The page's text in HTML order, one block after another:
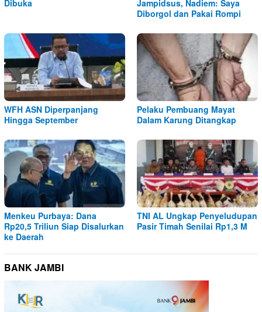
Dibuka
Jampidsus, Nadiem: Saya
Diborgol dan Pakai Rompi
WFH ASN Diperpanjang
Hingga September
Pelaku Pembuang Mayat
Dalam Karung Ditangkap
Menkeu Purbaya: Dana
Rp20,5 Triliun Siap Disalurkan
ke Daerah
TNI AL Ungkap Penyeludupan
Pasir Timah Senilai Rp1,3 M
BANK JAMBI